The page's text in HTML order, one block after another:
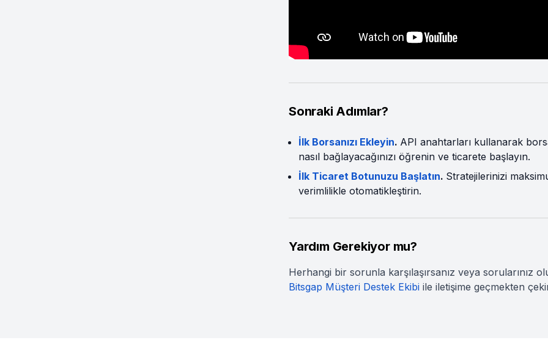
Sonraki Adımlar?
İlk Borsanızı Ekleyin. API anahtarları kullanarak
nasıl bağlayacağınızı öğrenin ve ticarete başlayın.
İlk Ticaret Botunuzu Başlatın. Stratejilerinizi
verimlilikle otomatikleştirin.
Yardım Gerekiyor mu?
Herhangi bir sorunla karşılaşırsanız veya sorularınız
Bitsgap Müşteri Destek Ekibi ile iletişime geçmekten